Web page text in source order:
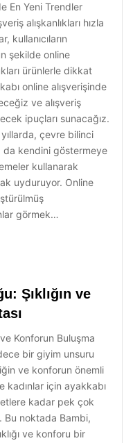
En Yeni Trendler
alışkanlıkları hızla
kullanıcıların
şekilde online
ürünlerle dikkat
online alışverişinde
ve alışveriş
ipuçları sunacağız.
yıllarda, çevre bilinci
da kendini göstermeye
kullanarak
uyduruyor. Online
görmek…
Şıklığın ve
Konforun Buluşma
bir giyim unsuru
ve konforun önemli
kadınlar için ayakkabı
kadar pek çok
Bu noktada Bambi,
ve konforu bir